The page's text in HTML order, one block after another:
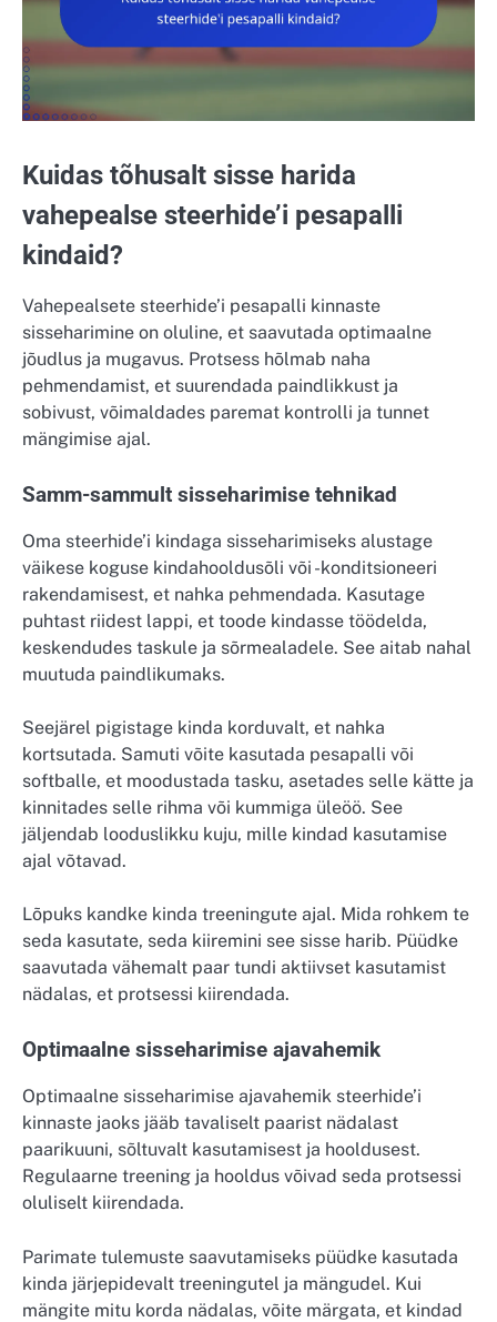
Kuidas tõhusalt sisse harida
vahepealse steerhide’i pesapalli
kindaid?
Vahepealsete steerhide’i pesapalli kinnaste
sisseharimine on oluline, et saavutada optimaalne
jõudlus ja mugavus. Protsess hõlmab naha
pehmendamist, et suurendada paindlikkust ja
sobivust, võimaldades paremat kontrolli ja tunnet
mängimise ajal.
Samm-sammult sisseharimise tehnikad
Oma steerhide’i kindaga sisseharimiseks alustage
väikese koguse kindahooldusõli või -konditsioneeri
rakendamisest, et nahka pehmendada. Kasutage
puhtast riidest lappi, et toode kindasse töödelda,
keskendudes taskule ja sõrmealadele. See aitab nahal
muutuda paindlikumaks.
Seejärel pigistage kinda korduvalt, et nahka
kortsutada. Samuti võite kasutada pesapalli või
softballe, et moodustada tasku, asetades selle kätte ja
kinnitades selle rihma või kummiga üleöö. See
jäljendab looduslikku kuju, mille kindad kasutamise
ajal võtavad.
Lõpuks kandke kinda treeningute ajal. Mida rohkem te
seda kasutate, seda kiiremini see sisse harib. Püüdke
saavutada vähemalt paar tundi aktiivset kasutamist
nädalas, et protsessi kiirendada.
Optimaalne sisseharimise ajavahemik
Optimaalne sisseharimise ajavahemik steerhide’i
kinnaste jaoks jääb tavaliselt paarist nädalast
paarikuuni, sõltuvalt kasutamisest ja hooldusest.
Regulaarne treening ja hooldus võivad seda protsessi
oluliselt kiirendada.
Parimate tulemuste saavutamiseks püüdke kasutada
kinda järjepidevalt treeningutel ja mängudel. Kui
mängite mitu korda nädalas, võite märgata, et kindad